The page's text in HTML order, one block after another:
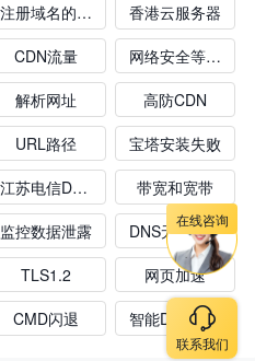
注册域名的流程
香港云服务器
CDN流量
网络安全等级保护
解析网址
高防CDN
URL路径
宝塔安装失败
江苏电信DNS
带宽和宽带
监控数据泄露
DNS无法解析
TLS1.2
网页加速
CMD闪退 智能DNS云解析
在线咨询
联系我们